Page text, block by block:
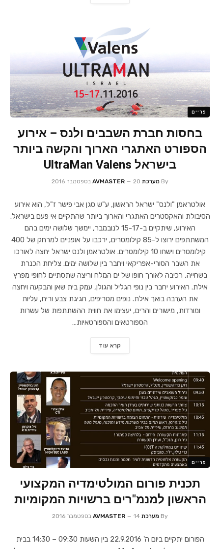
פריים
בחסות חברת השבבים ולנס – אירוע
הספורט האתגרי הארוך והקשה ביותר
בישראל UltraMan Valens
By מערכת AVMASTER 20 בספטמבר 2016
אולטראמן "ולנס" ישראל הראשון, ע"ש סגן אבי פישר ז"ל, הוא אירוע
הסיבולת והאקסטרים האתגרי והארוך ביותר שהתקיים אי פעם בישראל.
האירוע, שיתקיים ב-15-17 לנובמבר, יימשך שלושה ימים בהם
המשתתפים ירוצו ל-85 קילומטרים, ירכבו על אופניים למרחק של 400
קילומטרים וישחו 10 קילומטרים. אולטראמן ולנס ישראל יחצה לאורכו
את השבר הסורי-אפריקאי ויחבר בין שלושה ימים. צליחת הכנרת
בשחייה, רכיבה לאורך חופו של ים המלח וריצה שתסתיים לחופי מפרץ
אילת. האירוע יחבר בין נופי הגליל והגולן, עמק בית שאן והבקעה ויחצה
את הערבה בואך אילת. נופים מטריפים, חגיגת צבע וריח, עליות
ומורדות, מישורים והרים, יעצימו את חווית ההשתתפות של עשרות
הספורטאים והספורטאיות…
קרא עוד
פריים
תכנית פורום המולטימדיה המקצועי
הראשון למנמ"רים ברשויות המקומיות
By מערכת AVMASTER 14 בספטמבר 2016
הפורום יתקיים ביום ה' 22.9.2016 בין השעות 09:30 – 14:30 בבית